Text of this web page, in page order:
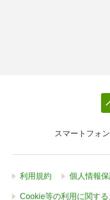
スマートフォ
利用規約 個人情報
Cookie等の利用に関す